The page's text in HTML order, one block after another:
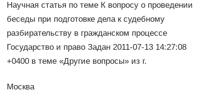
Научная статья по теме К вопросу о проведении
беседы при подготовке дела к судебному
разбирательству в гражданском процессе
Государство и право Задан 2011-07-13 14:27:08
+0400 в теме «Другие вопросы» из г.
Москва